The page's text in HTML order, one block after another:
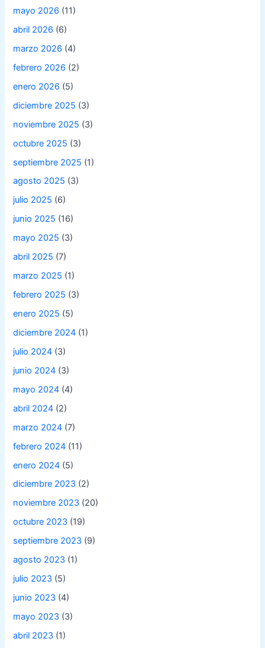
mayo 2026 (11)
abril 2026 (6)
marzo 2026 (4)
febrero 2026 (2)
enero 2026 (5)
diciembre 2025 (3)
noviembre 2025 (3)
octubre 2025 (3)
septiembre 2025 (1)
agosto 2025 (3)
julio 2025 (6)
junio 2025 (16)
mayo 2025 (3)
abril 2025 (7)
marzo 2025 (1)
febrero 2025 (3)
enero 2025 (5)
diciembre 2024 (1)
julio 2024 (3)
junio 2024 (3)
mayo 2024 (4)
abril 2024 (2)
marzo 2024 (7)
febrero 2024 (11)
enero 2024 (5)
diciembre 2023 (2)
noviembre 2023 (20)
octubre 2023 (19)
septiembre 2023 (9)
agosto 2023 (1)
julio 2023 (5)
junio 2023 (4)
mayo 2023 (3)
abril 2023 (1)